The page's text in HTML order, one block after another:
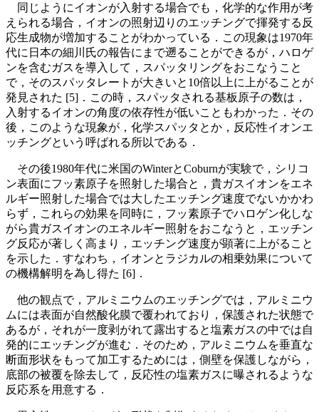
同じようにイオンが入射する場合でも，化学的な作用が考
えられる場合，イオンの照射辺りのエッチングで揮発する反
応生成物が増加することがわかっている．この現象は1970年
代に日本の細川氏の報告にまで遡ることができるが，ハロゲ
ンを含むガスを導入して，スパッタリングをおこなうこと
で，そのスパッタレートが大きいと10倍以上に上がることが
発見された [5]．この時，スパッタされる基板原子の数は，
入射するイオンの角度の依存性が低いこともわかった．その
後，このような現象が，化学スパッタとか，反応性イオンエ
ッチングという呼ばれる所以である．
その後1980年代に米国のWinterとCoburnが実験で，シリコ
ン表面にフッ素原子を照射した場合と，貴ガスイオンをエネ
ルギー照射した場合では大したエッチング速度でないかかわ
らず，これらの効果を同時に，フッ素原子でハロゲン化しな
がら貴ガスイオンのエネルギー照射をおこなうと，エッチン
グ反応が著しく高まり，エッチング速度が顕著に上がること
を示した．すなわち，イオンとラジカルの相乗効果について
の機構解明を為し得た [6]．
他の観点で，アルミニウムのエッチングでは，アルミニウ
ムには表面が自然酸化膜で覆われており，保護された状態で
あるが，それが一度剥がれて露出すると塩素ガスの中では自
発的にエッチングが進む．そのため，アルミニウムを垂直な
断面形状をもって加工するためには，側壁を保護しながら，
底部の被覆を除去して，反応性の塩素ガスに曝されるような
反応系を用意する．